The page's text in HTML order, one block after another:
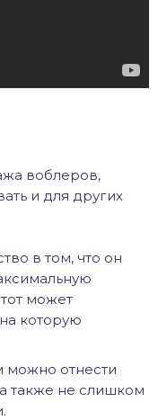
воблеров,
и для других
в том, что он
может
которую
отнести
также не слишком